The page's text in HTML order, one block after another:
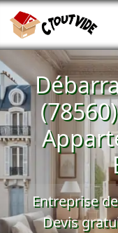
Entreprise
Devis